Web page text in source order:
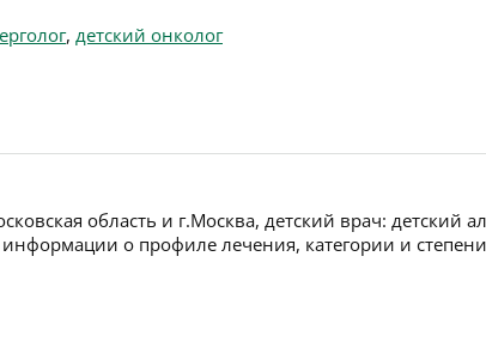
, детский онколог
область и г.Москва, детский врач: детский
информации о профиле лечения, категории и